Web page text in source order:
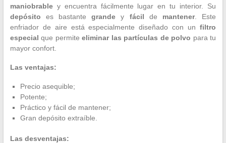
maniobrabley encuentra fácilmente lugar en tu interior. Su
depósito es bastantegrande y fácil de mantener. Este
enfriador de aire está especialmente diseñado con unfiltro
especial que permiteeliminar las partículas de polvo para tu
mayor confort.
Las ventajas:
Precio asequible;
Potente;
Práctico y fácil de mantener;
Gran depósito extraíble.
Las desventajas: